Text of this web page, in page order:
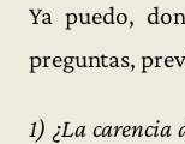
Ya puedo,
preguntas,
1) ¿La